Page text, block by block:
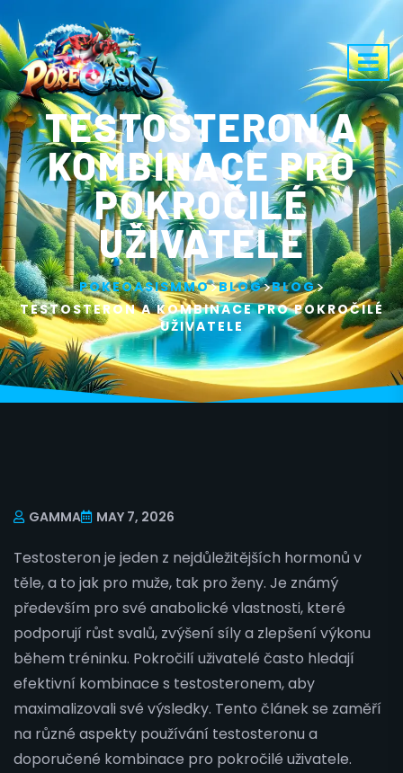
TESTOSTERON A
KOMBINACE PRO
POKROČILÉ
UŽIVATELE
POKEOASISMMO>BLOG>BLOG>
TESTOSTERON A KOMBINACE PRO POKROČILÉ
UŽIVATELE
GAMMA MAY 7, 2026
Testosteron je jeden z nejdůležitějších hormonů v
těle, a to jak pro muže, tak pro ženy. Je známý
především pro své anabolické vlastnosti, které
podporují růst svalů, zvýšení síly a zlepšení výkonu
během tréninku. Pokročilí uživatelé často hledají
efektivní kombinace s testosteronem, aby
maximalizovali své výsledky. Tento článek se zaměří
na různé aspekty používání testosteronu a
doporučené kombinace pro pokročilé uživatele.